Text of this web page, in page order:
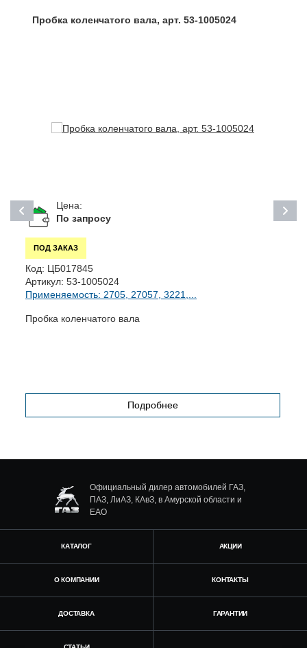
Пробка коленчатого вала, арт. 53-1005024
Цена:
По запросу
ПОД ЗАКАЗ
Код: ЦБ017845
Артикул: 53-1005024
Применяемость: 2705, 27057, 3221,...
Пробка коленчатого вала
Подробнее
Официальный дилер автомобилей ГАЗ,
ПАЗ, ЛиАЗ, КАвЗ, в Амурской области и
ЕАО
КАТАЛОГ АКЦИИ
О КОМПАНИИ КОНТАКТЫ
ДОСТАВКА ГАРАНТИИ